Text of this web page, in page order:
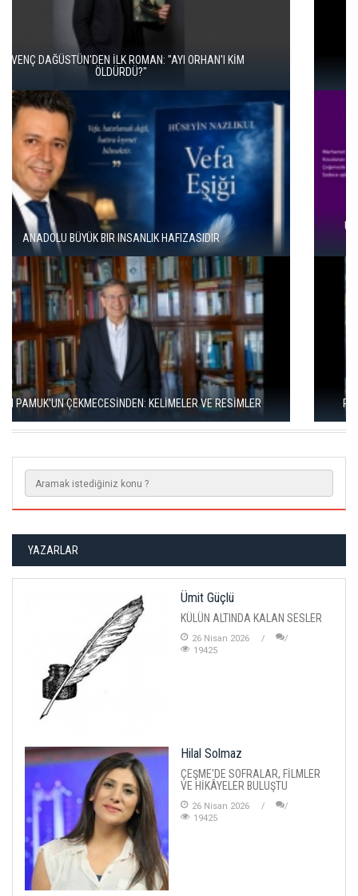
İKİ KİTAP VE BİTMEYEN BİR ENERJİ
ÜNAL ERSÖZLÜ’NÜN YENİ ŞİİR KİTABI “BÖĞÜRTLEN ÖPÜCÜĞÜ”
YAYIMLANDI
RIZA SÖNMEZ: ‘ANADOLU, SANILDIĞINDAN ÇOK DAHA VEGAN"
YAZARLAR
Ümit Güçlü
KÜLÜN ALTINDA KALAN SESLER
26 Nisan 2026
19425
Hilal Solmaz
ÇEŞME'DE SOFRALAR, FİLMLER
VE HİKÂYELER BULUŞTU
26 Nisan 2026
19425